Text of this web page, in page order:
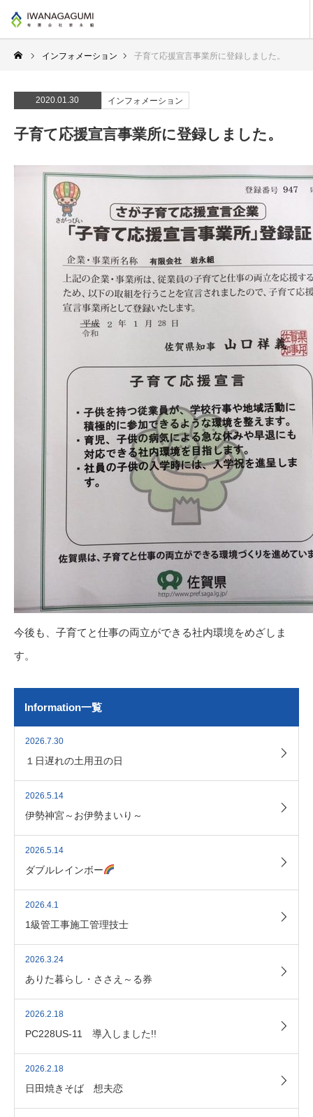
インフォメーション 子育て応援宣言事業所に登録しました。
2020.01.30 インフォメーション
子育て応援宣言事業所に登録しました。
今後も、子育てと仕事の両立ができる社内環境をめざしま
す。
Information一覧
2026.7.30
１日遅れの土用丑の日
2026.5.14
伊勢神宮～お伊勢まいり～
2026.5.14
ダブルレインボー
2026.4.1
1級管工事施工管理技士
2026.3.24
ありた暮らし・ささえ～る券
2026.2.18
PC228US-11 導入しました!!
2026.2.18
日田焼きそば 想夫恋